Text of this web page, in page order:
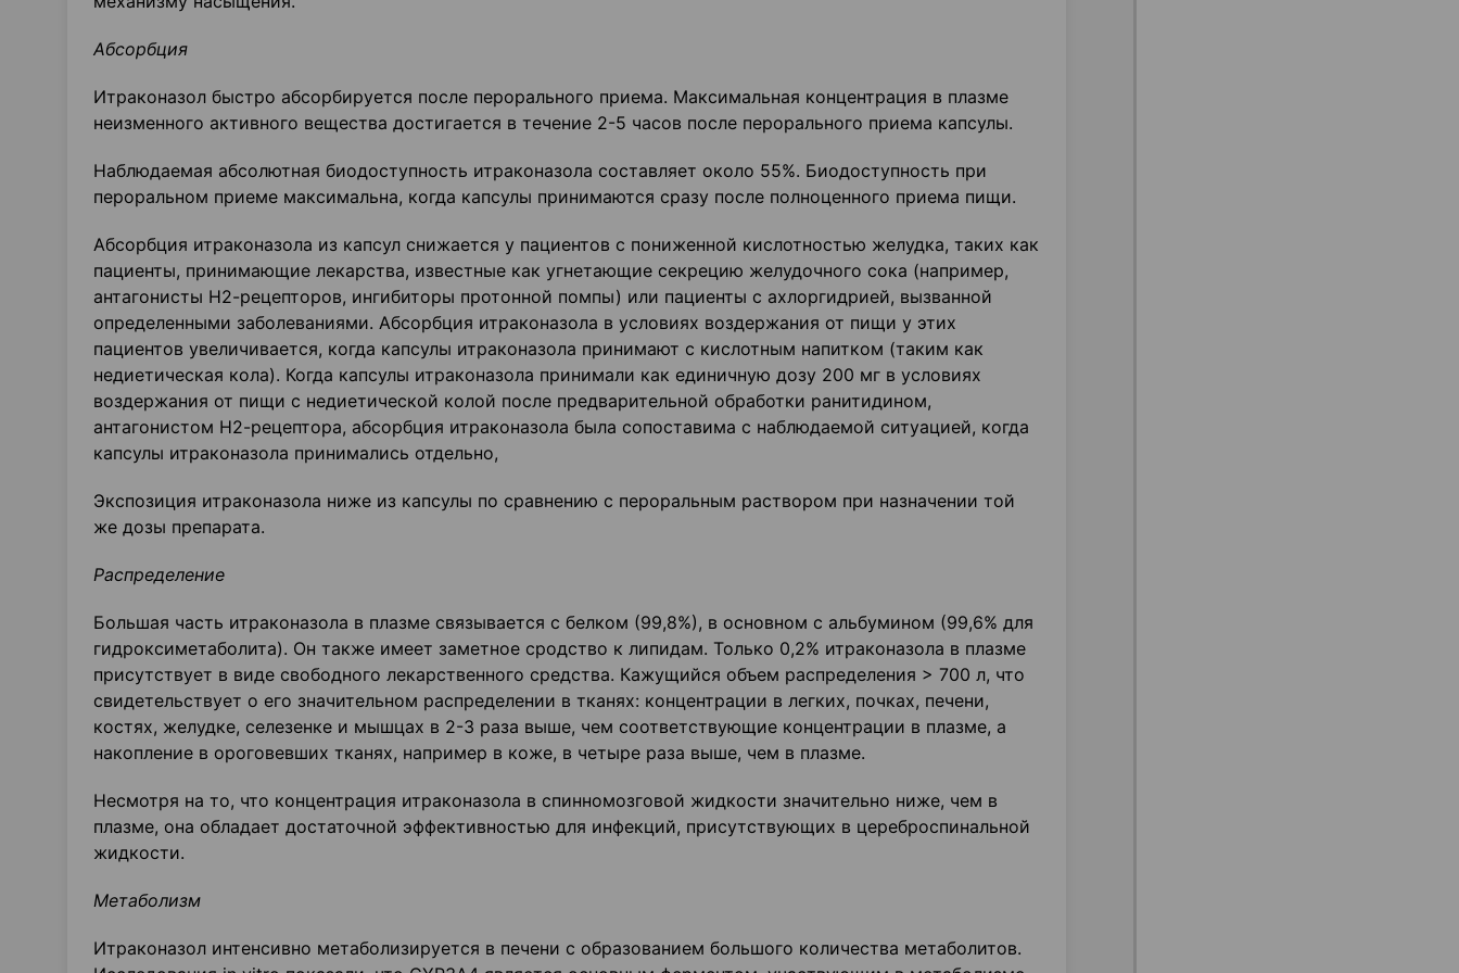
Абсорбция
Итраконазол быстро абсорбируется после перорального приема. Максимальная концентрация в плазме
неизменного активного вещества достигается в течение 2-5 часов после перорального приема капсулы.
Наблюдаемая абсолютная биодоступность итраконазола составляет около 55%. Биодоступность при
пероральном приеме максимальна, когда капсулы принимаются сразу после полноценного приема пищи.
Абсорбция итраконазола из капсул снижается у пациентов с пониженной кислотностью желудка, таких как
пациенты, принимающие лекарства, известные как угнетающие секрецию желудочного сока (например,
антагонисты Н2-рецепторов, ингибиторы протонной помпы) или пациенты с ахлоргидрией, вызванной
определенными заболеваниями. Абсорбция итраконазола в условиях воздержания от пищи у этих
пациентов увеличивается, когда капсулы итраконазола принимают с кислотным напитком (таким как
недиетическая кола). Когда капсулы итраконазола принимали как единичную дозу 200 мг в условиях
воздержания от пищи с недиетической колой после предварительной обработки ранитидином,
антагонистом Н2-рецептора, абсорбция итраконазола была сопоставима с наблюдаемой ситуацией, когда
капсулы итраконазола принимались отдельно,
Экспозиция итраконазола ниже из капсулы по сравнению с пероральным раствором при назначении той
же дозы препарата.
Распределение
Большая часть итраконазола в плазме связывается с белком (99,8%), в основном с альбумином (99,6% для
гидроксиметаболита). Он также имеет заметное сродство к липидам. Только 0,2% итраконазола в плазме
присутствует в виде свободного лекарственного средства. Кажущийся объем распределения > 700 л, что
свидетельствует о его значительном распределении в тканях: концентрации в легких, почках, печени,
костях, желудке, селезенке и мышцах в 2-3 раза выше, чем соответствующие концентрации в плазме, а
накопление в ороговевших тканях, например в коже, в четыре раза выше, чем в плазме.
Несмотря на то, что концентрация итраконазола в спинномозговой жидкости значительно ниже, чем в
плазме, она обладает достаточной эффективностью для инфекций, присутствующих в цереброспинальной
жидкости.
Метаболизм
Итраконазол интенсивно метаболизируется в печени с образованием большого количества метаболитов.